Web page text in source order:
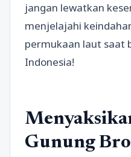
jangan lewatkan
menjelajahi
permukaan laut saat
Indonesia!
Gunung